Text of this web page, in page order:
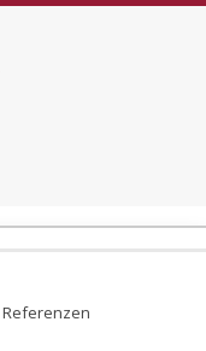
Referenzen